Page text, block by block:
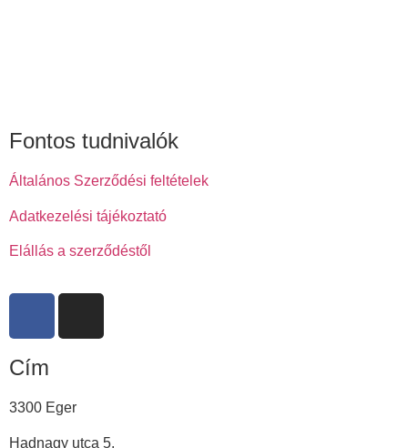
Fontos tudnivalók
Általános Szerződési feltételek
Adatkezelési tájékoztató
Elállás a szerződéstől
Cím
3300 Eger
Hadnagy utca 5.